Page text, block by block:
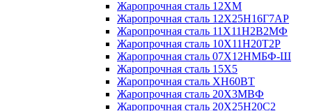
Жаропрочная сталь 12ХМ
Жаропрочная сталь 12Х25Н16Г7АР
Жаропрочная сталь 11Х11Н2В2МФ
Жаропрочная сталь 10Х11Н20Т2Р
Жаропрочная сталь 07Х12НМБФ-Ш
Жаропрочная сталь 15Х5
Жаропрочная сталь ХН60ВТ
Жаропрочная сталь 20Х3МВФ
Жаропрочная сталь 20Х25Н20С2